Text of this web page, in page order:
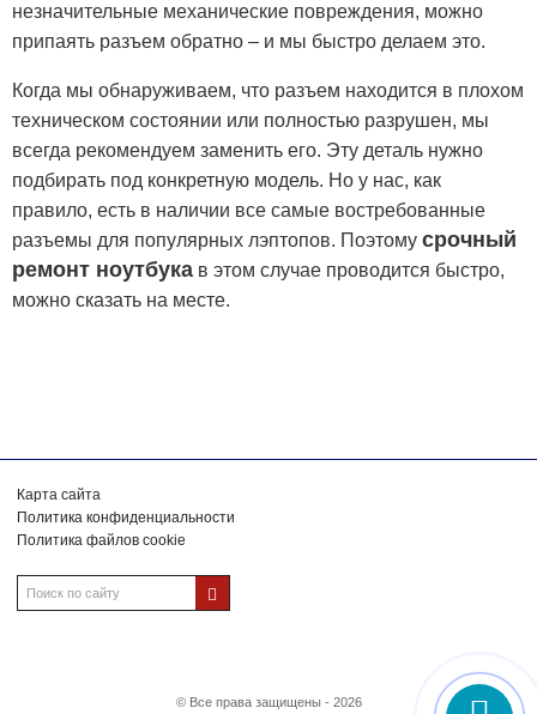
незначительные механические повреждения, можно
припаять разъем обратно – и мы быстро делаем это.
Когда мы обнаруживаем, что разъем находится в плохом
техническом состоянии или полностью разрушен, мы
всегда рекомендуем заменить его. Эту деталь нужно
подбирать под конкретную модель. Но у нас, как
правило, есть в наличии все самые востребованные
разъемы для популярных лэптопов. Поэтому срочный
ремонт ноутбука в этом случае проводится быстро,
можно сказать на месте.
Карта сайта
Политика конфиденциальности
Политика файлов cookie
© Все права защищены - 2026